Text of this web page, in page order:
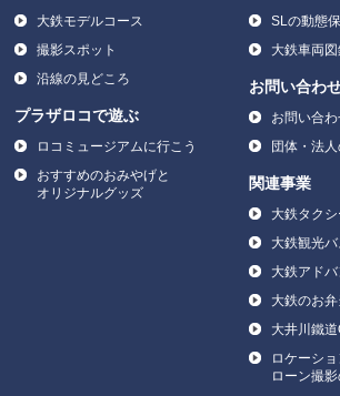
大鉄モデルコース
撮影スポット
沿線の見どころ
プラザロコで遊ぶ
ロコミュージアムに行こう
おすすめのおみやげと
オリジナルグッズ
SLの動態
大鉄車両
お問い合わ
お問い合
団体・法
関連事業
大鉄タクシ
大鉄観光バ
大鉄アド
大鉄のお弁
大井川鐵
ロケーシ
ローン撮